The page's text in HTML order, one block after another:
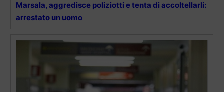
Marsala, aggredisce poliziotti e tenta di accoltellarli:
arrestato un uomo